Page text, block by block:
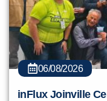
06/08/2026
inFlux Joinville